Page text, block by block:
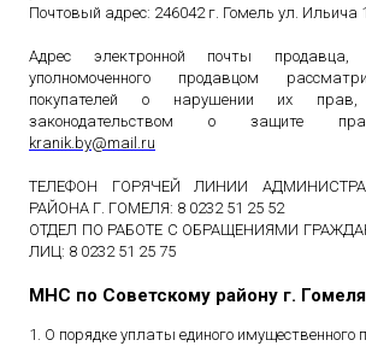
Почтовый адрес: 246042 г. Гомель ул. Ильича
Адрес электронной почты
уполномоченного продавцом
покупателей о нарушении их прав,
законодательством о защите
kranik.by@mail .ru
ТЕЛЕФОН ГОРЯЧЕЙ ЛИНИИ
РАЙОНА Г. ГОМЕЛЯ: 8 0232 51 25 52
ОТДЕЛ ПО РАБОТЕ С ОБРАЩЕНИЯМИ
ЛИЦ: 8 0232 51 25 75
МНС по Советскому району г.
1. О порядке уплаты единого имущественного